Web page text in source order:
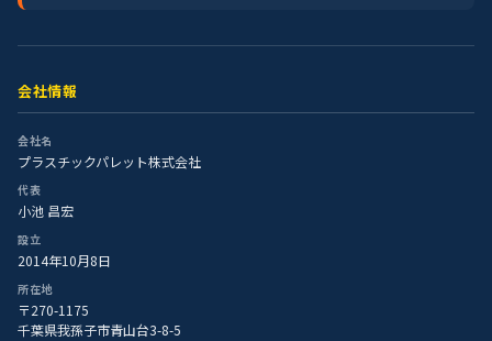
会社情報
会社名
プラスチックパレット株式会社
代表
小池 昌宏
設立
2014年10月8日
所在地
〒270-1175
千葉県我孫子市青山台3-8-5